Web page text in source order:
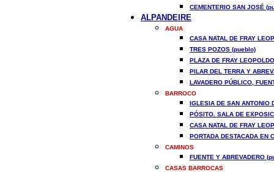
CEMENTERIO SAN JOSÉ
ALPANDEIRE
AGUA
CASA NATAL DE FRAY
TRES POZOS (pueblo)
PLAZA DE FRAY
PILAR DEL TERRA Y
LAVADERO PÚBLICO,
BARROCO
IGLESIA DE SAN ANTONIO
PÓSITO. SALA DE
CASA NATAL DE FRAY
PORTADA DESTACADA EN
CAMINOS
FUENTE Y ABREVADERO
CASAS BARROCAS